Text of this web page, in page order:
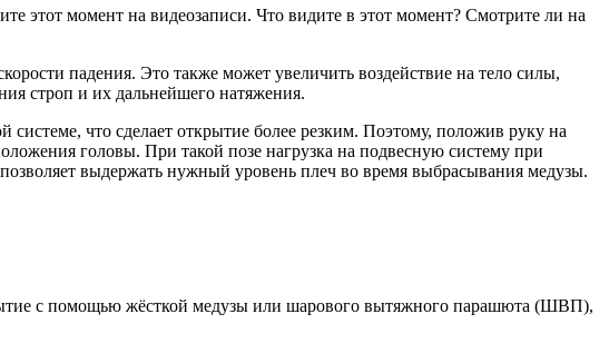
этот момент на видеозаписи. Что видите в этот момент? Смотрите ли на
падения. Это также может увеличить воздействие на тело силы,
строп и их дальнейшего натяжения.
системе, что сделает открытие более резким. Поэтому, положив руку на
головы. При такой позе нагрузка на подвесную систему при
выдержать нужный уровень плеч во время выбрасывания медузы.
с помощью жёсткой медузы или шарового вытяжного парашюта (ШВП),